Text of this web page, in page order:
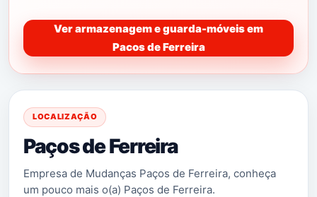
Ver armazenagem e guarda-móveis em
Pacos de Ferreira
LOCALIZAÇÃO
Paços de Ferreira
Empresa de Mudanças Paços de Ferreira, conheça
um pouco mais o(a) Paços de Ferreira.